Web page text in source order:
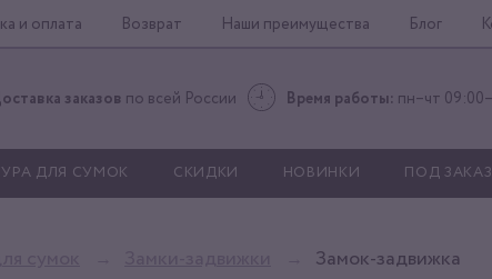
и оплата Возврат Наши преимущества Блог
заказов по всей России Время работы: пн–чт
ДЛЯ СУМОК СКИДКИ НОВИНКИ ПОД ЗАКАЗ
Замок-задвижка